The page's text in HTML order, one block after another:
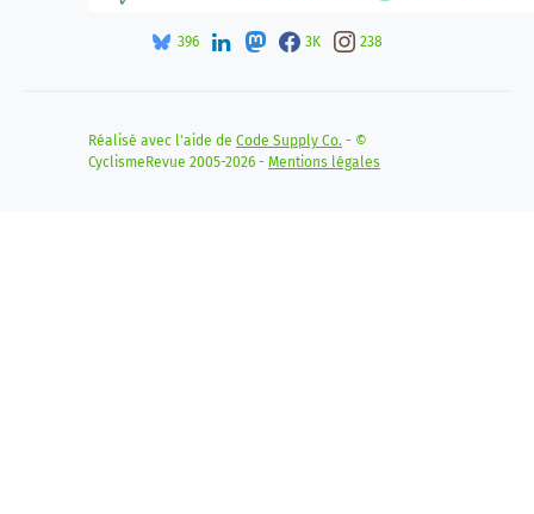
396 3K 238
Réalisé avec l'aide de Code Supply Co. - ©
CyclismeRevue 2005-2026 - Mentions légales